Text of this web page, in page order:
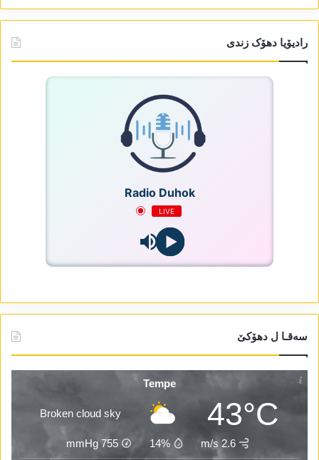
رادیۆیا دھۆک زندی
Radio Duhok
LIVE
سەقـا ل دھۆکێ
Tempe
43°C
Broken cloud sky
2.6 m/s
14%
755
mmHg